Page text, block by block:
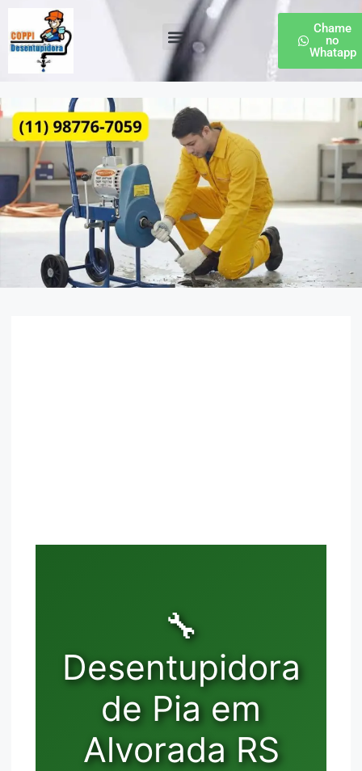
Chame
no
Whatapp
🔧
Desentupidora
de Pia em
Alvorada RS